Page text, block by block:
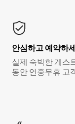
안심하고 예약하
실제 숙박한 게스
동안 연중무휴 고